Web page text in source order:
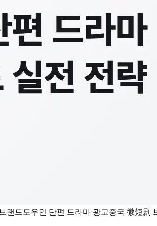
랜드 도우인 단편 드라마 광고중국 微短剧